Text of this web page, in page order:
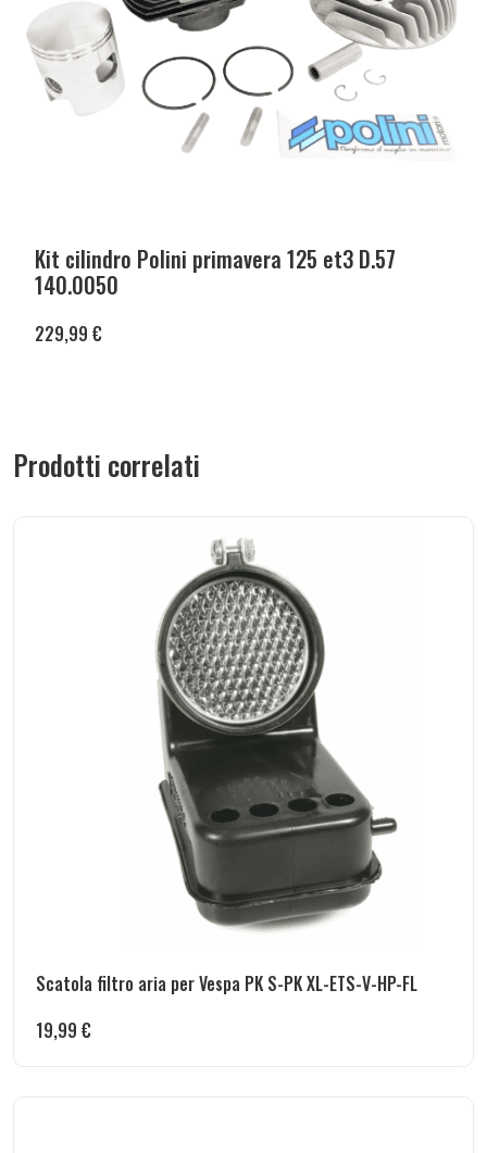
Kit cilindro Polini primavera 125 et3 D.57
140.0050
229,99 €
Prodotti correlati
Scatola filtro aria per Vespa PK S-PK XL-ETS-V-HP-FL
19,99 €